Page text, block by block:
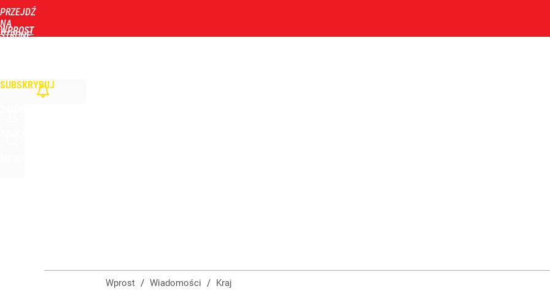
PRZEJDŹ
NA
STRONĘ
WPROST
SUBSKRYBUJ
1
Orlen stracił przez nich 1,5 mld zł? Menedżerom z czasów Obajtka grozi po 25 lat więzienia
Wprost / Wiadomości / Kraj